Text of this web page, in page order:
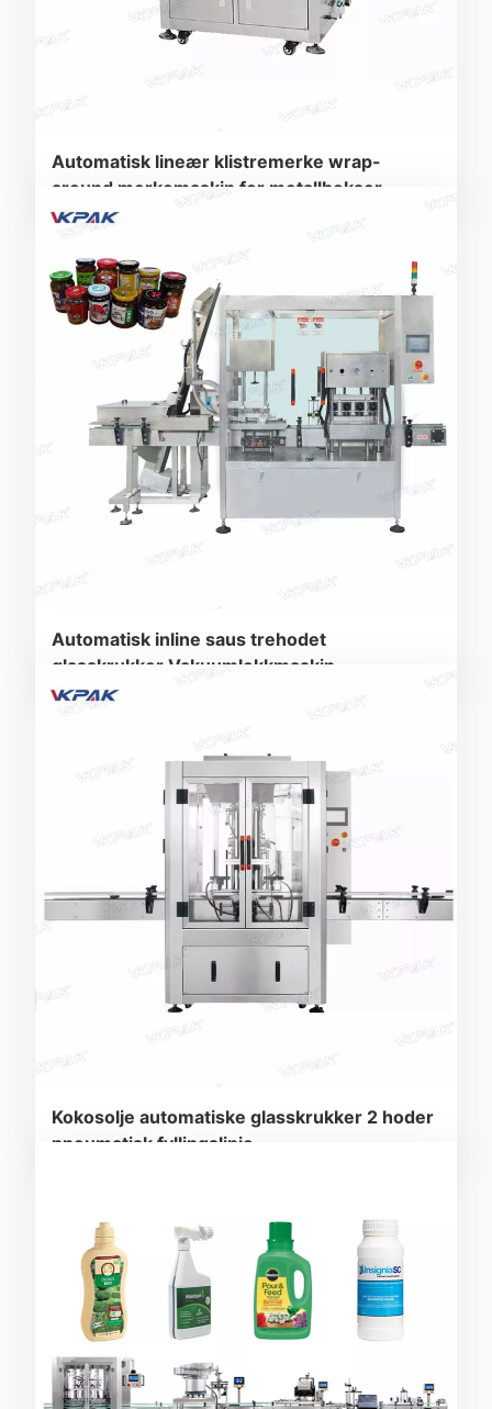
Automatisk lineær klistremerke wrap-
around merkemaskin for metallbokser
Automatisk inline saus trehodet
glasskrukker Vakuumlokkmaskin
Kokosolje automatiske glasskrukker 2 hoder
pneumatisk fyllingslinje